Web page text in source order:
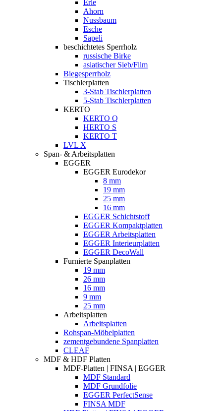
Erle
Ahorn
Nussbaum
Esche
Sapeli
beschichtetes Sperrholz
russische Birke
asiatischer Sieb/Film
Biegesperrholz
Tischlerplatten
3-Stab Tischlerplatten
5-Stab Tischlerplatten
KERTO
KERTO Q
HERTO S
KERTO T
LVL X
Span- & Arbeitsplatten
EGGER
EGGER Eurodekor
8 mm
19 mm
25 mm
16 mm
EGGER Schichtstoff
EGGER Kompaktplatten
EGGER Arbeitsplatten
EGGER Interieurplatten
EGGER DecoWall
Furnierte Spanplatten
19 mm
26 mm
16 mm
9 mm
25 mm
Arbeitsplatten
Arbeitsplatten
Rohspan-Möbelplatten
zementgebundene Spanplatten
CLEAF
MDF & HDF Platten
MDF-Platten | FINSA | EGGER
MDF Standard
MDF Grundfolie
EGGER PerfectSense
FINSA MDF